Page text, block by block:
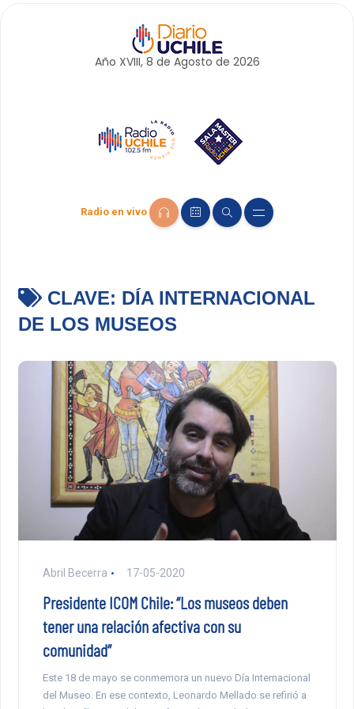
Año XVIII, 8 de Agosto de 2026
Radio en vivo
CLAVE: DÍA INTERNACIONAL
DE LOS MUSEOS
Abril Becerra 17-05-2020
Presidente ICOM Chile: “Los museos deben
tener una relación afectiva con su
comunidad”
Este 18 de mayo se conmemora un nuevo Día Internacional
del Museo. En ese contexto, Leonardo Mellado se refirió a